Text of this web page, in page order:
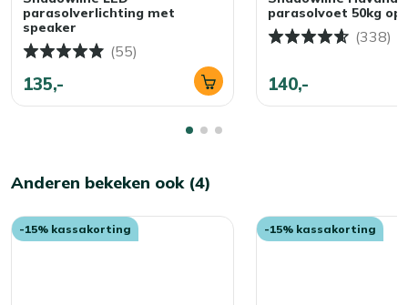
parasolverlichting met
speaker
(55)
135,-
parasolvoet 50kg op
(338)
140,-
Anderen bekeken ook (4)
-15% kassakorting -15% kassakorting